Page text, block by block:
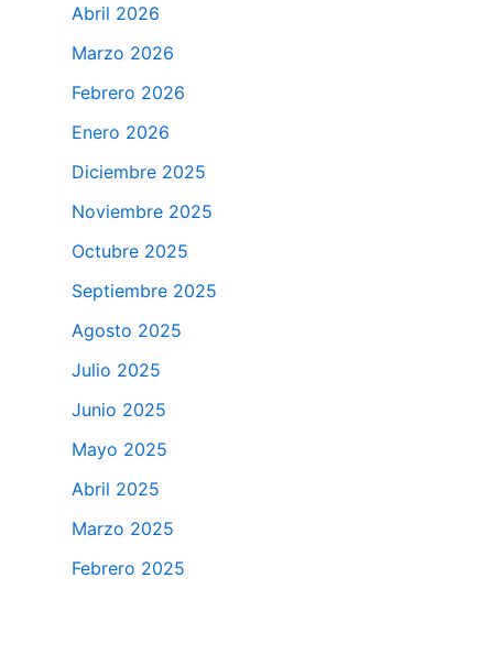
Abril 2026
Marzo 2026
Febrero 2026
Enero 2026
Diciembre 2025
Noviembre 2025
Octubre 2025
Septiembre 2025
Agosto 2025
Julio 2025
Junio 2025
Mayo 2025
Abril 2025
Marzo 2025
Febrero 2025